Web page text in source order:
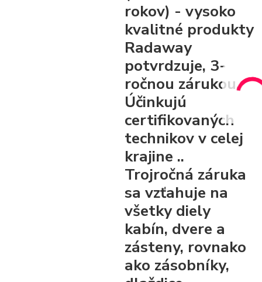
rokov) - vysoko
kvalitné produkty
Radaway
potvrdzuje, 3-
ročnou zárukou,
Účinkujú
certifikovaných
technikov v celej
krajine ..
Trojročná záruka
sa vzťahuje na
všetky diely
kabín, dvere a
zásteny, rovnako
ako zásobníky,